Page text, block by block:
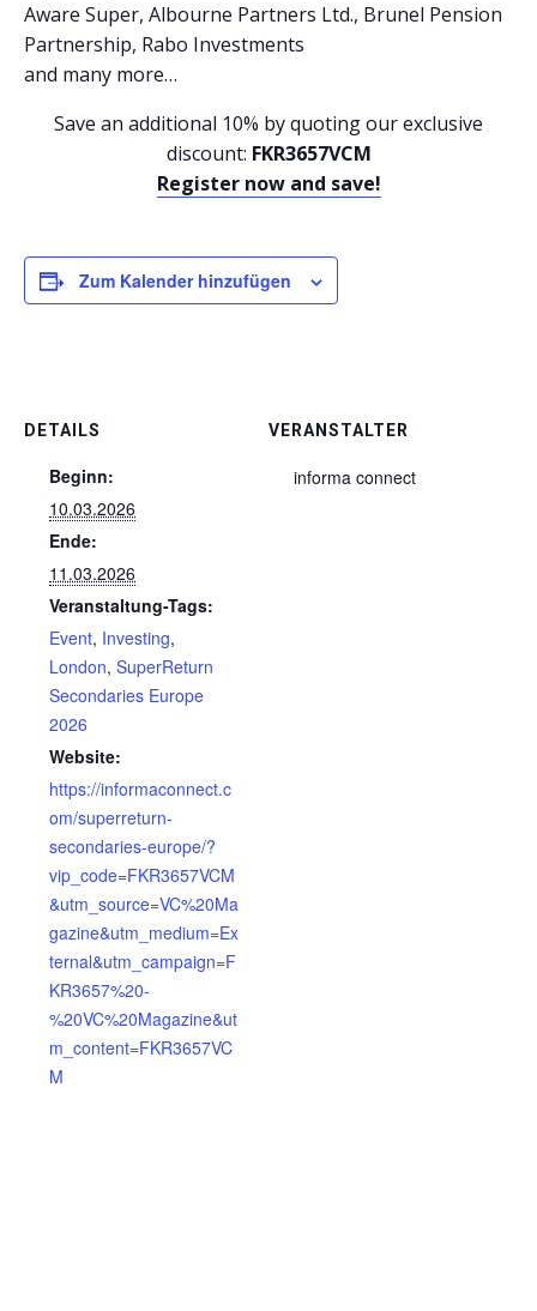
Aware Super, Albourne Partners Ltd., Brunel Pension
Partnership, Rabo Investments
and many more…
Save an additional 10% by quoting our exclusive
discount: FKR3657VCM
Register now and save!
Zum Kalender hinzufügen
DETAILS
Beginn:
10.03.2026
Ende:
11.03.2026
Veranstaltung-Tags:
Event, Investing,
London, SuperReturn
Secondaries Europe
2026
Website:
https://informaconnect.c
om/superreturn-
secondaries-europe/?
vip_code=FKR3657VCM
&utm_source=VC%20Ma
gazine&utm_medium=Ex
ternal&utm_campaign=F
KR3657%20-
%20VC%20Magazine&ut
m_content=FKR3657VC
M
VERANSTALTER
informa connect